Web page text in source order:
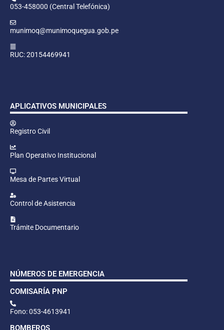
053-458000 (Central Telefónica)
munimoq@munimoquegua.gob.pe
RUC: 20154469941
APLICATIVOS MUNICIPALES
Registro Civil
Plan Operativo Institucional
Mesa de Partes Virtual
Control de Asistencia
Trámite Documentario
NÚMEROS DE EMERGENCIA
COMISARÍA PNP
Fono: 053-4613941
BOMBEROS